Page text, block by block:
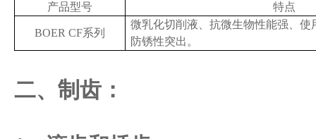
产品型号 特点
BOER CF系列
微乳化切削液、抗微生物性能强、使
防锈性突出。
二、 制齿 ：